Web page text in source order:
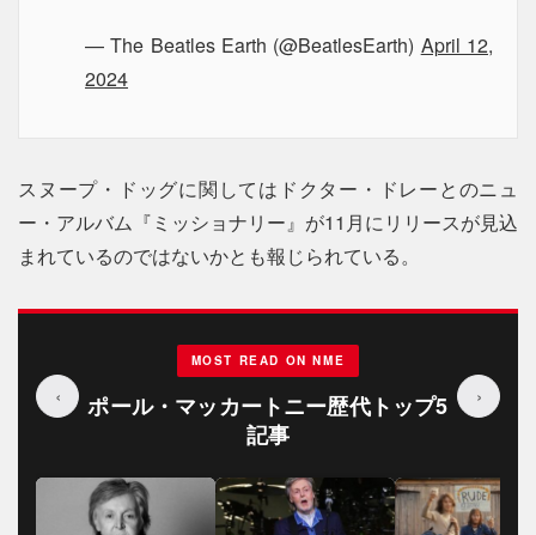
— The Beatles Earth (@BeatlesEarth) April 12,
2024
スヌープ・ドッグに関してはドクター・ドレーとのニュ
ー・アルバム『ミッショナリー』が11月にリリースが見込
まれているのではないかとも報じられている。
‹
MOST READ ON NME
ポール・マッカートニー歴代トップ5
記事
›